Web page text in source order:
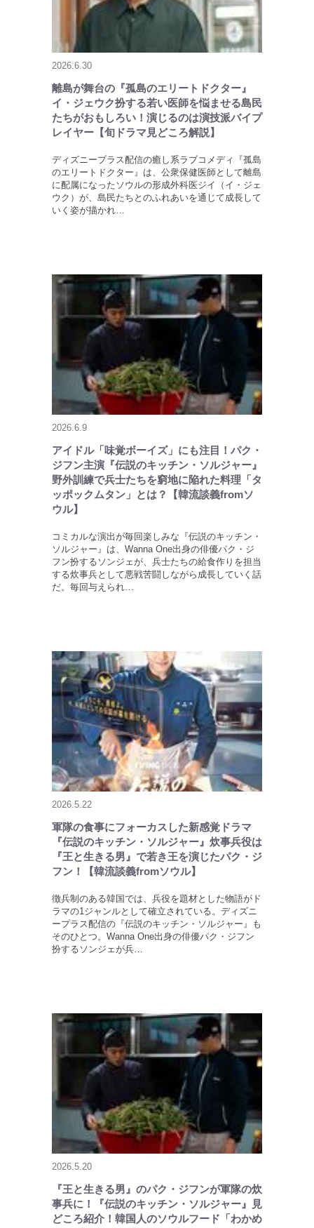
2026.6.30
離島が舞台の『孤島のエリートドクター』
イ・ジェウク扮する若い医師を悩ませる島民
たちがおもしろい！演じるのは演技派バイプ
レイヤー【旬ドラマ見どころ解説】
ディズニープラス配信の癒し系ラブコメディ『孤島
のエリートドクター』は、公衆保健医師として離島
に配属になったソウルの形成外科医ジイ（イ・ジェ
ウク）が、島民たちとのふれあいを通じて成長して
いく姿が描かれ…
2026.6.9
アイドル「味覚ボーイズ」にも注目！パク・
ジフン主演『伝説のキッチン・ソルジャー』
野外訓練で兵士たちを窮地に陥れた料理「タ
ッポックムタン」とは？【韓流談義fromソ
ウル】
コミカルな演出が毎回楽しみな『伝説のキッチン・
ソルジャー』は、Wanna One出身の俳優パク・ジ
フン扮するソンジェが、兵士たちの給食作りを担当
する炊事兵として悪戦苦闘しながら成長していく話
だ。毎回与えられ…
2026.5.22
軍隊の食事にフォーカスした新感覚ドラマ
『伝説のキッチン・ソルジャー』炊事兵役は
『王と生きる男』で若き王を演じたパク・ジ
フン！【韓流談義fromソウル】
徴兵制のある韓国では、兵役を題材とした物語がド
ラマの1ジャンルとして確立されている。ディズニ
ープラス配信の『伝説のキッチン・ソルジャー』も
そのひとつ。Wanna One出身の俳優パク・ジフン
扮するソンジェが兵…
2026.5.20
『王と生きる男』のパク・ジフンが軍隊の炊
事兵に！『伝説のキッチン・ソルジャー』見
どころ紹介！韓国人のソウルフード「わかめ